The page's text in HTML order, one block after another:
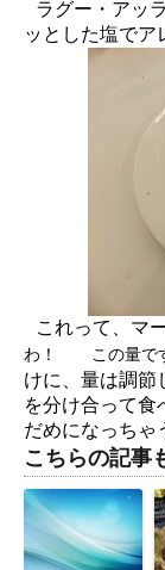
ラグー・アッ
ッとした塩でア
これって、マ
わ！
この量で
けに、量は調節
を分け合って食
だめになっち
こちらの記事